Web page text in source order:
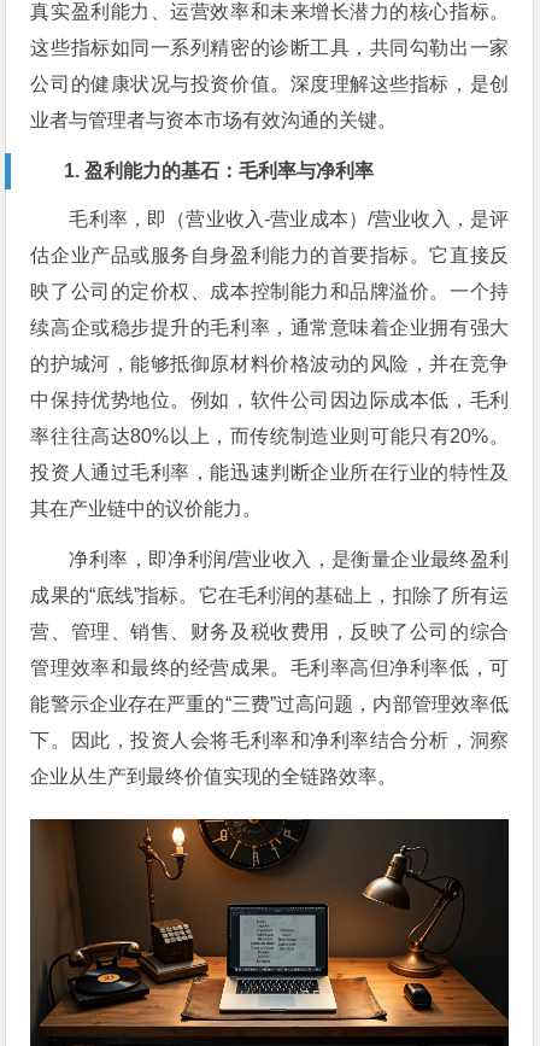
真实盈利能力、运营效率和未来增长潜力的核心指标。
这些指标如同一系列精密的诊断工具，共同勾勒出一家
公司的健康状况与投资价值。深度理解这些指标，是创
业者与管理者与资本市场有效沟通的关键。
1. 盈利能力的基石：毛利率与净利率
毛利率，即（营业收入-营业成本）/营业收入，是评
估企业产品或服务自身盈利能力的首要指标。它直接反
映了公司的定价权、成本控制能力和品牌溢价。一个持
续高企或稳步提升的毛利率，通常意味着企业拥有强大
的护城河，能够抵御原材料价格波动的风险，并在竞争
中保持优势地位。例如，软件公司因边际成本低，毛利
率往往高达80%以上，而传统制造业则可能只有20%。
投资人通过毛利率，能迅速判断企业所在行业的特性及
其在产业链中的议价能力。
净利率，即净利润/营业收入，是衡量企业最终盈利
成果的“底线”指标。它在毛利润的基础上，扣除了所有运
营、管理、销售、财务及税收费用，反映了公司的综合
管理效率和最终的经营成果。毛利率高但净利率低，可
能警示企业存在严重的“三费”过高问题，内部管理效率低
下。因此，投资人会将毛利率和净利率结合分析，洞察
企业从生产到最终价值实现的全链路效率。